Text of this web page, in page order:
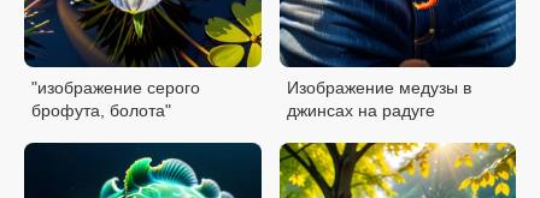
"изображение серого
брофута, болота"
Изображение медузы в
джинсах на радуге